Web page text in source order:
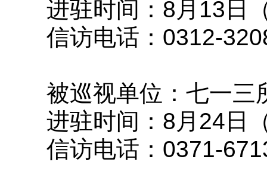
进驻时间：8月13日
信访电话：0312-
被巡视单位：七一三
进驻时间：8月24日
信访电话：0371-